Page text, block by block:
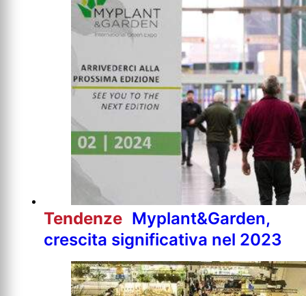
Tendenze Myplant&Garden,
crescita significativa nel 2023